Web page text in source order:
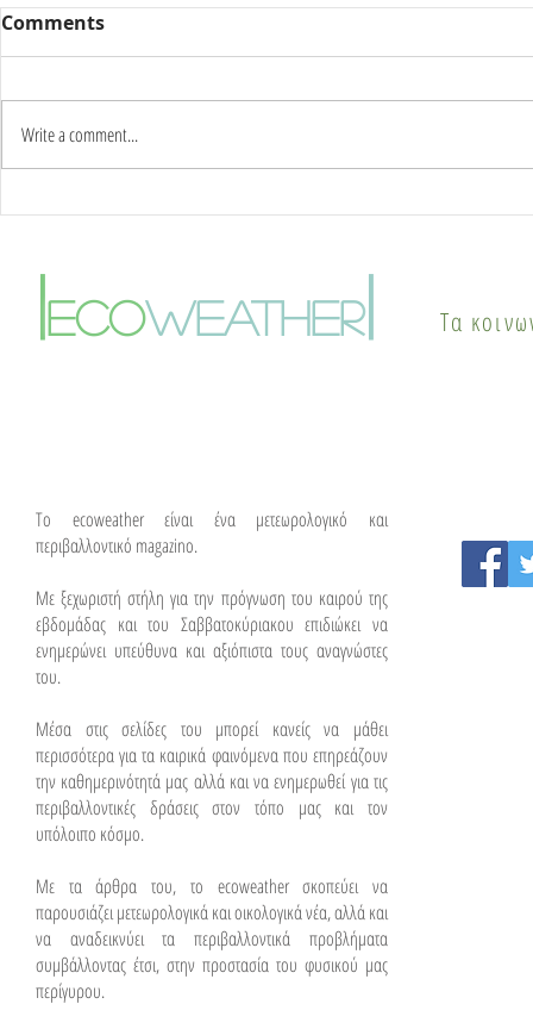
Καύσωνας δύο ημερών:
Πότε αλλάζει το σκηνικό
του καιρού
Γιατί οι
λύσεις
Comments
Write a comment...
ecoweather| Τα
To ecoweather είναι ένα μετεωρολογικό και
περιβαλλοντικό magazino.
Με ξεχωριστή στήλη για την πρόγνωση του καιρού της
εβδομάδας και του Σαββατοκύριακου επιδιώκει να
ενημερώνει υπεύθυνα και αξιόπιστα τους αναγνώστες
του.
Μέσα στις σελίδες του μπορεί κανείς να μάθει
περισσότερα για τα καιρικά φαινόμενα που επηρεάζουν
την καθημερινότητά μας αλλά και να ενημερωθεί για τις
περιβαλλοντικές δράσεις στον τόπο μας και τον
υπόλοιπο κόσμο.
Με τα άρθρα του, το ecoweather σκοπεύει να
παρουσιάζει μετεωρολογικά και οικολογικά νέα, αλλά και
να αναδεικνύει τα περιβαλλοντικά προβλήματα
συμβάλλοντας έτσι, στην προστασία του φυσικού μας
περίγυρου.